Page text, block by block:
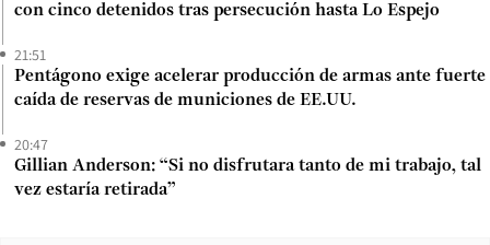
con cinco detenidos tras persecución hasta Lo Espejo
21:51
Pentágono exige acelerar producción de armas ante fuerte
caída de reservas de municiones de EE.UU.
20:47
Gillian Anderson: “Si no disfrutara tanto de mi trabajo, tal
vez estaría retirada”